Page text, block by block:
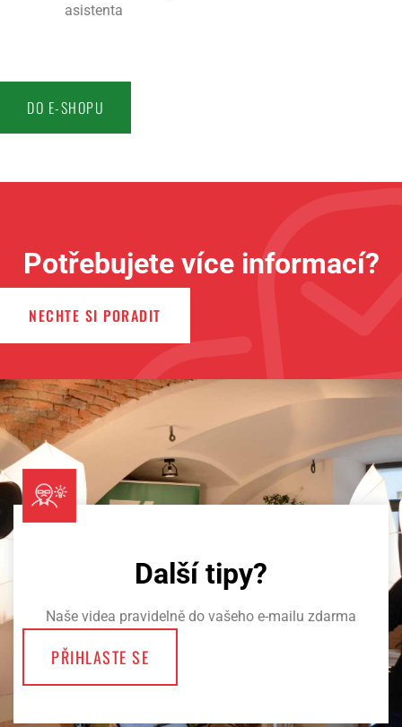
asistenta
DO E-SHOPU
Potřebujete více informací?
NECHTE SI PORADIT
Další tipy?
Naše videa pravidelně do vašeho e-mailu zdarma
PŘIHLASTE SE